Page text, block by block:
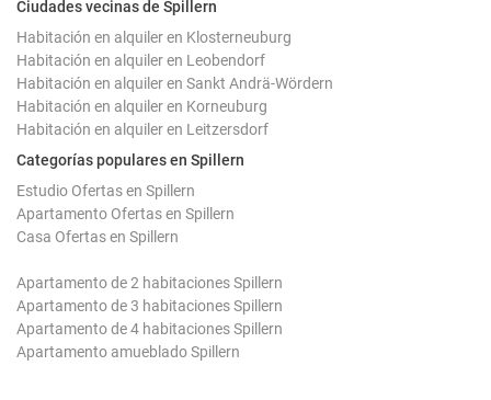
Ciudades vecinas de Spillern
Habitación en alquiler en Klosterneuburg
Habitación en alquiler en Leobendorf
Habitación en alquiler en Sankt Andrä-Wördern
Habitación en alquiler en Korneuburg
Habitación en alquiler en Leitzersdorf
Categorías populares en Spillern
Estudio Ofertas en Spillern
Apartamento Ofertas en Spillern
Casa Ofertas en Spillern
Apartamento de 2 habitaciones Spillern
Apartamento de 3 habitaciones Spillern
Apartamento de 4 habitaciones Spillern
Apartamento amueblado Spillern